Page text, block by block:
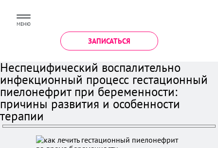
МЕНЮ
ЗАПИСАТЬСЯ
Неспецифический воспалительно
инфекционный процесс гестационный
пиелонефрит при беременности:
причины развития и особенности
терапии